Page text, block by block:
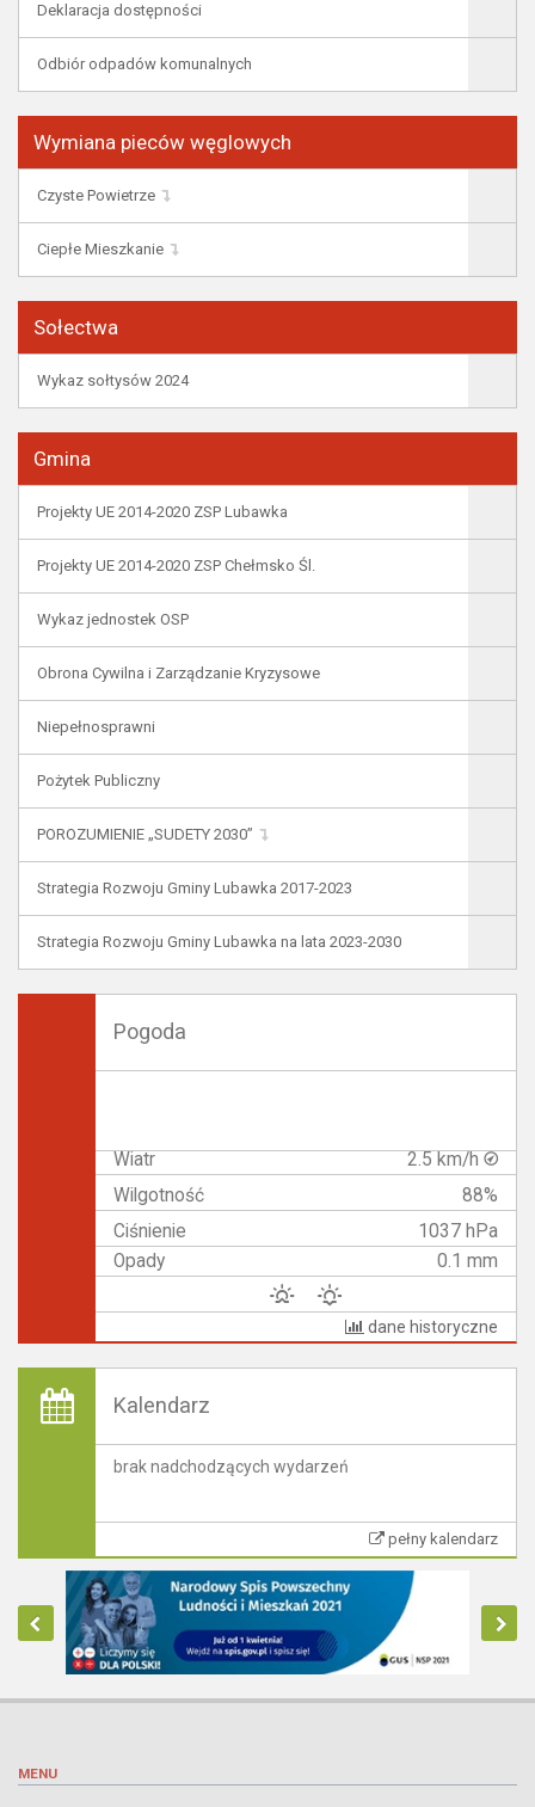
Deklaracja dostępności
Odbiór odpadów komunalnych
Wymiana pieców węglowych
Czyste Powietrze
Ciepłe Mieszkanie
Sołectwa
Wykaz sołtysów 2024
Gmina
Projekty UE 2014-2020 ZSP Lubawka
Projekty UE 2014-2020 ZSP Chełmsko Śl.
Wykaz jednostek OSP
Obrona Cywilna i Zarządzanie Kryzysowe
Niepełnosprawni
Pożytek Publiczny
POROZUMIENIE „SUDETY 2030”
Strategia Rozwoju Gminy Lubawka 2017-2023
Strategia Rozwoju Gminy Lubawka na lata 2023-2030
Pogoda
Wiatr
2.5 km/h
Wilgotność
88%
Ciśnienie
1037 hPa
Opady
0.1 mm
dane historyczne
Kalendarz
brak nadchodzących wydarzeń
pełny kalendarz
MENU